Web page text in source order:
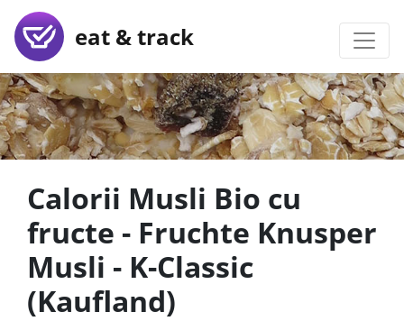
eat & track
Calorii Musli Bio cu
fructe - Fruchte Knusper
Musli - K-Classic
(Kaufland)